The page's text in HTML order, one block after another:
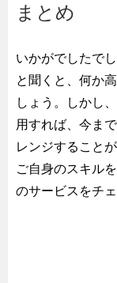
まとめ
いかがでしたで
と聞くと、何か
しょう。しかし
用すれば、今ま
レンジすること
ご自身のスキル
のサービスをチ